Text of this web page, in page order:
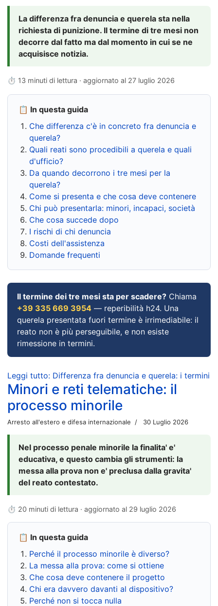
La differenza fra denuncia e querela sta nella
richiesta di punizione. Il termine di tre mesi non
decorre dal fatto ma dal momento in cui se ne
acquisisce notizia.
⏱ 13 minuti di lettura · aggiornato al 27 luglio 2026
📋 In questa guida
Che differenza c'è in concreto fra denuncia e
querela?
Quali reati sono procedibili a querela e quali
d'ufficio?
Da quando decorrono i tre mesi per la
querela?
Come si presenta e che cosa deve contenere
Chi può presentarla: minori, incapaci, società
Che cosa succede dopo
I rischi di chi denuncia
Costi dell'assistenza
Domande frequenti
Il termine dei tre mesi sta per scadere? Chiama
+39 335 669 3954 — reperibilità h24. Una
querela presentata fuori termine è irrimediabile: il
reato non è più perseguibile, e non esiste
rimessione in termini.
Leggi tutto: Differenza fra denuncia e querela: i termini
Minori e reti telematiche: il
processo minorile
Arresto all'estero e difesa internazionale 30 Luglio 2026
Nel processo penale minorile la finalita' e'
educativa, e questo cambia gli strumenti: la
messa alla prova non e' preclusa dalla gravita'
del reato contestato.
⏱ 20 minuti di lettura · aggiornato al 29 luglio 2026
📋 In questa guida
Perché il processo minorile è diverso?
La messa alla prova: come si ottiene
Che cosa deve contenere il progetto
Chi era davvero davanti al dispositivo?
Perché non si tocca nulla